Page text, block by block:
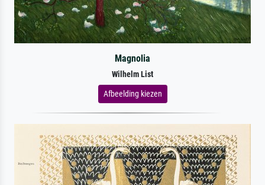
Magnolia
Wilhelm List
Afbeelding kiezen